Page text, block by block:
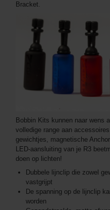
Bracket.
Bobbin Kits kunnen naar wens
volledige range aan
gewichtjes, magnetische
LED-aansluiting van je R3
doen op lichten!
Dubbele lijnclip die zowel
vastgrijpt
De spanning op de lijnclip
worden